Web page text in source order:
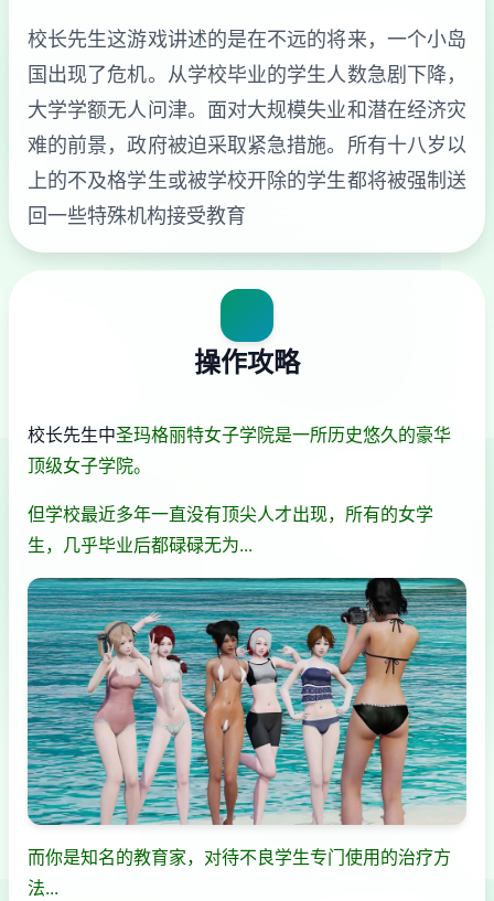
校长先生这游戏讲述的是在不远的将来，一个小岛
国出现了危机。从学校毕业的学生人数急剧下降，
大学学额无人问津。面对大规模失业和潜在经济灾
难的前景，政府被迫采取紧急措施。所有十八岁以
上的不及格学生或被学校开除的学生都将被强制送
回一些特殊机构接受教育
操作攻略
校长先生中圣玛格丽特女子学院是一所历史悠久的豪华
顶级女子学院。
但学校最近多年一直没有顶尖人才出现，所有的女学
生，几乎毕业后都碌碌无为...
而你是知名的教育家，对待不良学生专门使用的治疗方
法...